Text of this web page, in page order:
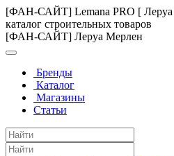
[ФАН-САЙТ] Lemana PRO [
каталог строительных товаров
[ФАН-САЙТ] Леруа Мерлен
Бренды
Каталог
Магазины
Статьи